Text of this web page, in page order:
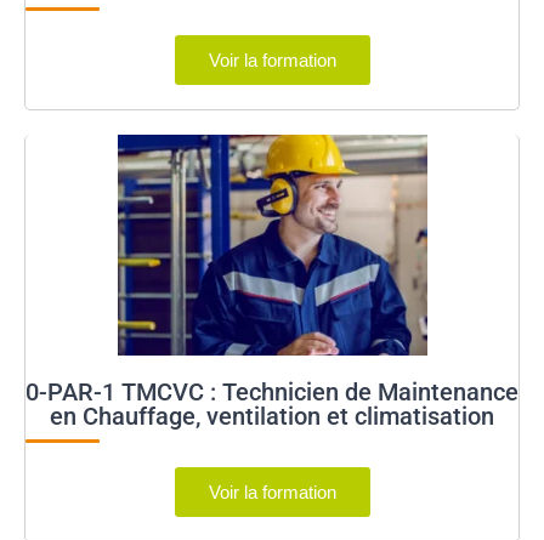
Voir la formation
0-PAR-1 TMCVC : Technicien de Maintenance
en Chauffage, ventilation et climatisation
Voir la formation